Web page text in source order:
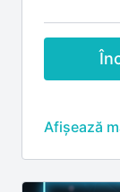
Credite
Credite